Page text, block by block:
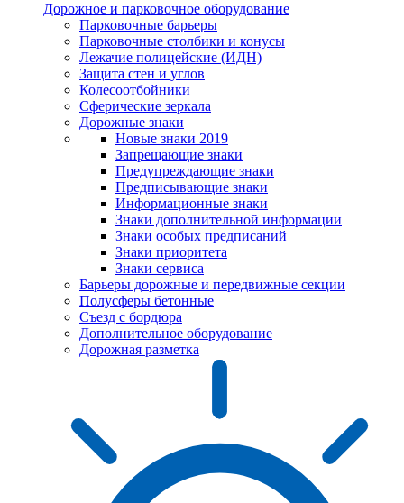
Дорожное и парковочное оборудование
Парковочные барьеры
Парковочные столбики и конусы
Лежачие полицейские (ИДН)
Защита стен и углов
Колесоотбойники
Сферические зеркала
Дорожные знаки
Новые знаки 2019
Запрещающие знаки
Предупреждающие знаки
Предписывающие знаки
Информационные знаки
Знаки дополнительной информации
Знаки особых предписаний
Знаки приоритета
Знаки сервиса
Барьеры дорожные и передвижные секции
Полусферы бетонные
Съезд с бордюра
Дополнительное оборудование
Дорожная разметка